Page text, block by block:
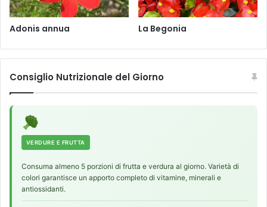
Adonis annua La Begonia
Consiglio Nutrizionale del Giorno
VERDURE E FRUTTA
Consuma almeno 5 porzioni di frutta e verdura al giorno. Varietà di
colori garantisce un apporto completo di vitamine, minerali e
antiossidanti.